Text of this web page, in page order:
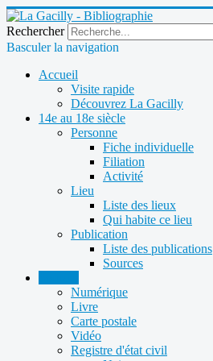
Rechercher
Basculer la navigation
Accueil
Visite rapide
Découvrez La Gacilly
14e au 18e siècle
Personne
Fiche individuelle
Filiation
Activité
Lieu
Liste des lieux
Qui habite ce lieu
Publication
Liste des publications
Sources
Numérique
Livre
Carte postale
Vidéo
Registre d'état civil